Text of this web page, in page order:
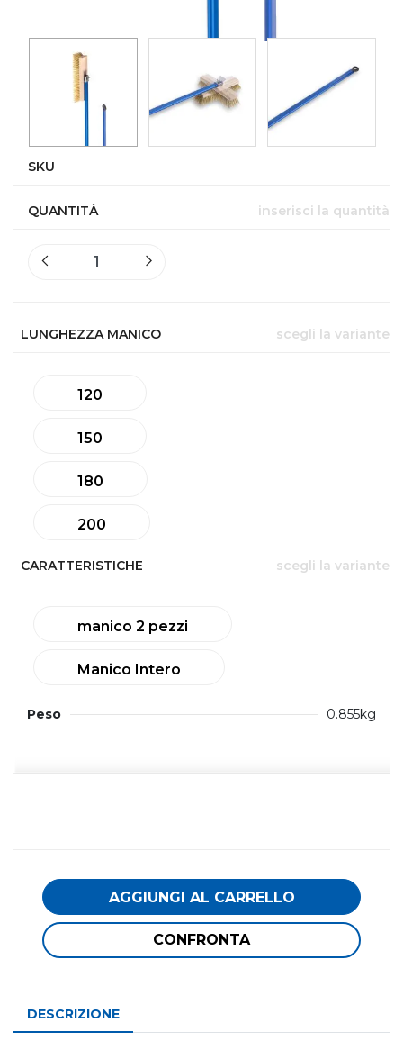
SKU
QUANTITÀ inserisci la quantità
LUNGHEZZA MANICO scegli la variante
120
150
180
200
CARATTERISTICHE scegli la variante
manico 2 pezzi
Manico Intero
Peso 0.855kg
AGGIUNGI AL CARRELLO
CONFRONTA
DESCRIZIONE